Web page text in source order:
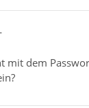
mit dem